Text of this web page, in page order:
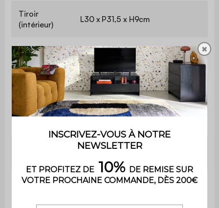
Tiroir
(intérieur)
L30 x P31,5 x H9cm
Tiroir
(extérieur)
L 35 x H 17 cm
Nombre de
pieds
4
Nombre de
✖